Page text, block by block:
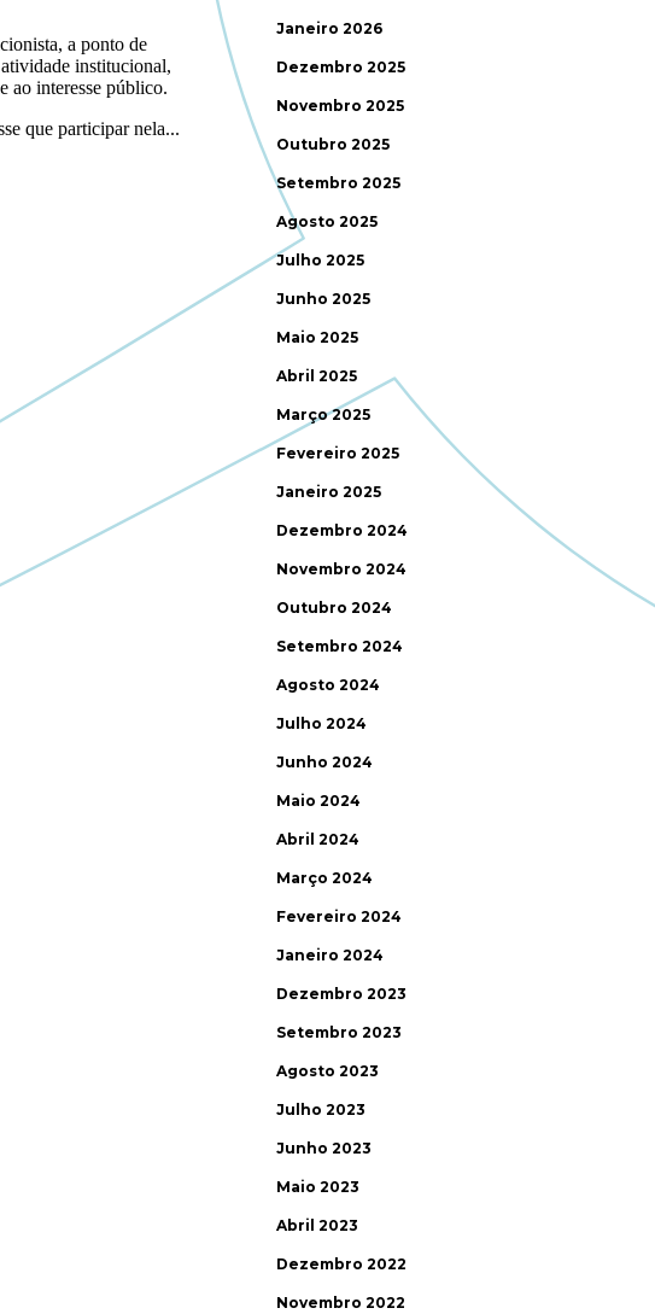
Janeiro 2026
Dezembro 2025
Novembro 2025
Outubro 2025
Setembro 2025
Agosto 2025
Julho 2025
Junho 2025
Maio 2025
Abril 2025
Março 2025
Fevereiro 2025
Janeiro 2025
Dezembro 2024
Novembro 2024
Outubro 2024
Setembro 2024
Agosto 2024
Julho 2024
Junho 2024
Maio 2024
Abril 2024
Março 2024
Fevereiro 2024
Janeiro 2024
Dezembro 2023
Setembro 2023
Agosto 2023
Julho 2023
Junho 2023
Maio 2023
Abril 2023
Dezembro 2022
Novembro 2022